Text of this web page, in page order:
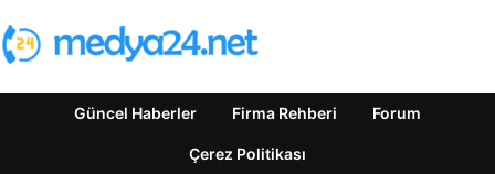
Güncel Haberler Firma Rehberi Forum
Çerez Politikası